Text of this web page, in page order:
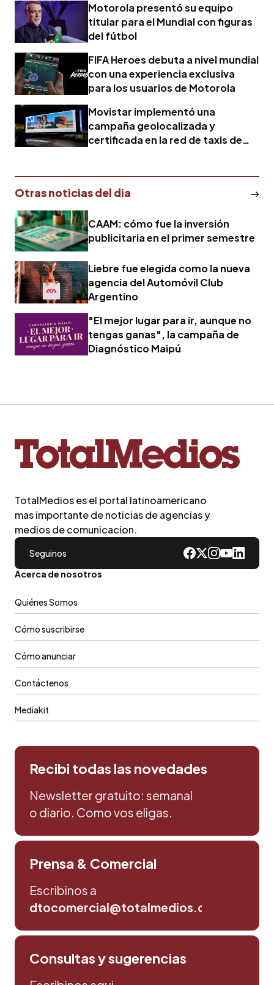
Motorola presentó su equipo
titular para el Mundial con figuras
del fútbol
FIFA Heroes debuta a nivel mundial
con una experiencia exclusiva
para los usuarios de Motorola
Movistar implementó una
campaña geolocalizada y
certificada en la red de taxis de
Otras noticias del dia
CAAM: cómo fue la inversión
publicitaria en el primer semestre
Liebre fue elegida como la nueva
agencia del Automóvil Club
Argentino
"El mejor lugar para ir, aunque no
tengas ganas", la campaña de
Diagnóstico Maipú
TotalMedios es el portal latinoamericano
mas importante de noticias de agencias y
medios de comunicacion.
Seguinos
Acerca de nosotros
Quiénes Somos
Cómo suscribirse
Cómo anunciar
Contáctenos
Mediakit
Recibi todas las novedades
Newsletter gratuito: semanal
o diario. Como vos eligas.
Prensa & Comercial
Escribinos a
dtocomercial@totalmedios.com
Consultas y sugerencias